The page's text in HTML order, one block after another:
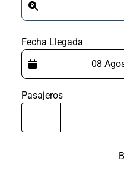
Fecha Llegada
Pasajeros